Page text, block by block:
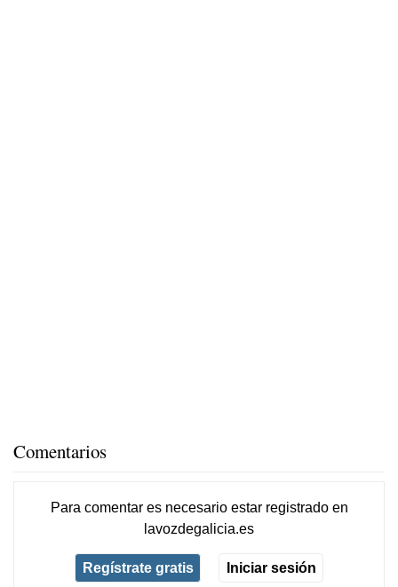
Comentarios
Para comentar es necesario estar registradoen
lavozdegalicia.es
Regístrate gratis Iniciar sesión